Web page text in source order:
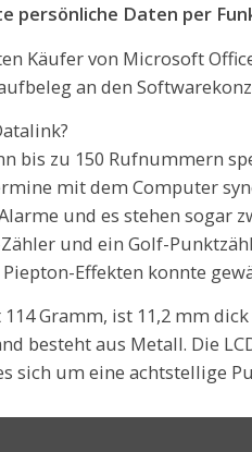
persönliche Daten per
Käufer von Microsoft
an den
bis zu 150 Rufnummern
mit dem Computer
und es stehen sogar
und ein Golf-
Effekten konnte
Gramm, ist 11,2 mm
besteht aus Metall. Die
sich um eine achtstellige